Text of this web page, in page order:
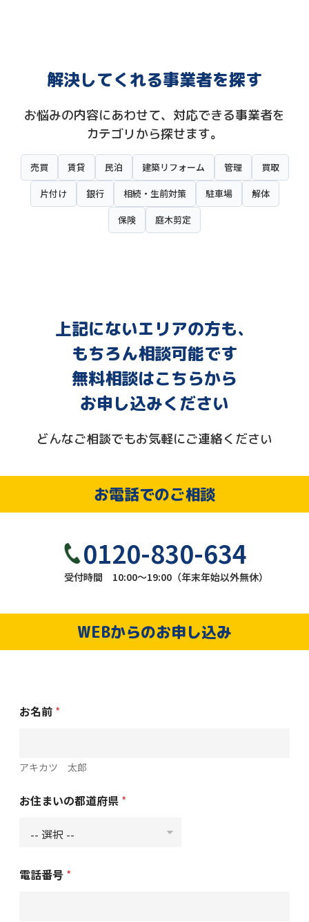
解決してくれる事業者を探す
お悩みの内容にあわせて、対応できる事業者を
カテゴリから探せます。
売買 賃貸 民泊 建築リフォーム 管理
買取
片付け
銀行 相続・生前対策 駐車場
解体
保険
庭木剪定
上記にないエリアの方も、
もちろん相談可能です
無料相談はこちらから
お申し込みください
どんなご相談でもお気軽にご連絡ください
お電話でのご相談
0120-830-634
受付時間 10:00～19:00（年末年始以外無休）
WEBからのお申し込み
お名前 *
アキカツ 太郎
お住まいの都道府県 *
電話番号 *